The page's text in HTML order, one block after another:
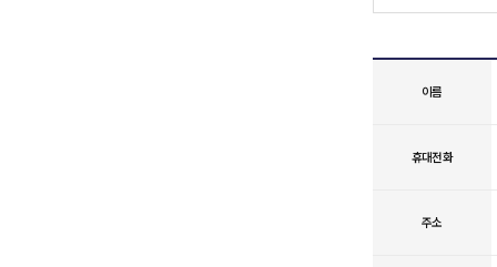
이름
휴대전화
주소